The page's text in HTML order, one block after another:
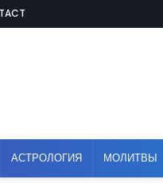
АСТРОЛОГИЯ МОЛИТВЫ